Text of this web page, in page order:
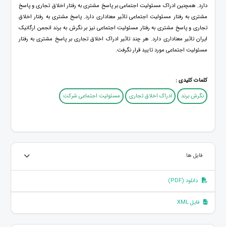
دارد. همچنین ادراک مسئولیت اجتماعی بر پاسخ مشتری به رفتار اخلاق تجاری و پاسخ
مشتری به رفتار مسئولیت اجتماعی تاثیر معناداری دارد. پاسخ مشتری به رفتار اخلاق
تجاری و پاسخ مشتری به رفتار مسئولیت اجتماعی نیز بر نگرش به برند انجمن ارگانیک
ایران تاثیر معناداری دارد. هر چند تاثیر ادراک اخلاق تجاری بر پاسخ مشتری به رفتار
مسئولیت اجتماعی مورد تایید قرار نگرفت.
کلمات کلیدی :
نگرش برند
ادراک اخلاق تجاری مسئولیت اجتماعی شرکت
فایل ها
دانلود (PDF)
فایل XML